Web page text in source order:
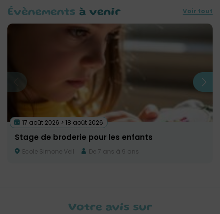
Évènements à venir Voir tout
17 août 2026 > 18 août 2026
Stage de broderie pour les enfants
Ecole Simone Veil De 7 ans à 9 ans
Votre avis sur